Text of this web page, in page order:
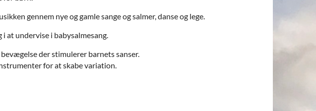
gennem nye og gamle sange og salmer, danse og lege.
at undervise i babysalmesang.
der stimulerer barnets sanser.
for at skabe variation.